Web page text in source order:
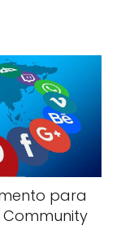
para
Community